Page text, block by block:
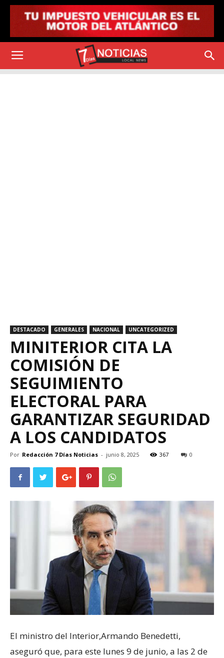
DESTACADO GENERALES NACIONAL UNCATEGORIZED
MINITERIOR CITA LA
COMISIÓN DE
SEGUIMIENTO
ELECTORAL PARA
GARANTIZAR SEGURIDAD
A LOS CANDIDATOS
Por Redacción 7 Días Noticias - junio 8, 2025 367 0
El ministro del Interior,Armando Benedetti,
aseguró que, para este lunes 9 de junio, a las 2 de